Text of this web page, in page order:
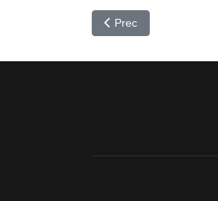
Articolo precedente:
Prec